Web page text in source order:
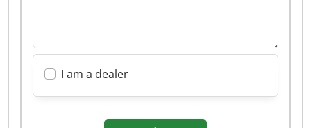
I am a dealer